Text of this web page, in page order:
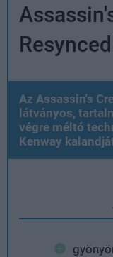
Resynced
Az Assassin's
látványos,
végre méltó
Kenway